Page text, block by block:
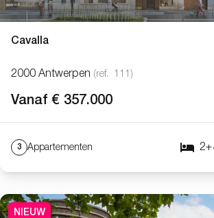
Cavalla
2000 Antwerpen (ref. 111 )
Vanaf € 357.000
3 Appartementen 2+
NIEUW